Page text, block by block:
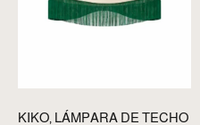
KIKO, LÁMPARA DE TECHO